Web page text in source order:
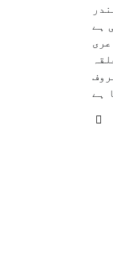
1۔خیال خام 2۔عکس خاموشی 3۔سمندر
6۔کچھ اور بھی ہے
ہے